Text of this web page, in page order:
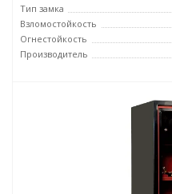
Тип замка
Взломостойкость
Огнестойкость
Производитель